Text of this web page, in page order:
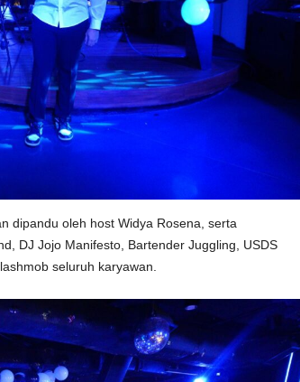
dipandu oleh host Widya Rosena, serta
DJ Jojo Manifesto, Bartender Juggling, USDS
seluruh karyawan.